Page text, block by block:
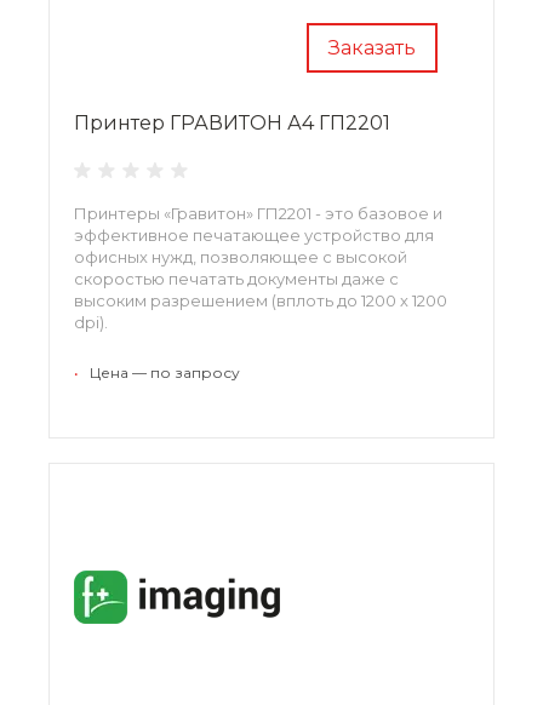
Заказать
Принтер ГРАВИТОН А4 ГП2201
Принтеры «Гравитон» ГП2201 - это базовое и
эффективное печатающее устройство для
офисных нужд, позволяющее с высокой
скоростью печатать документы даже с
высоким разрешением (вплоть до 1200 х 1200
dpi).
• Цена — по запросу